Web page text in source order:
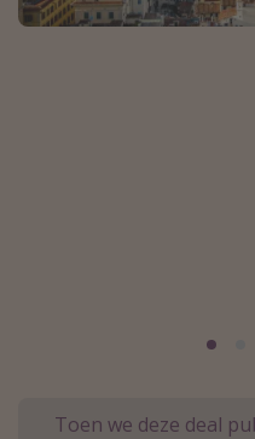
Thailand
Autoverhuur
Toen we deze deal